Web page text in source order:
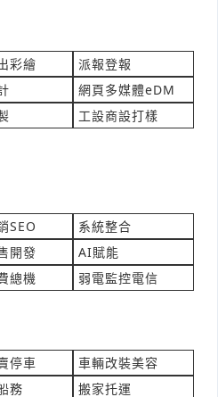
立即報價
250V LK7620P
堅果
人員
彩繪
派報登報
網頁多媒體eDM
工設商設打樣
SEO
系統整合
開發
AI賦能
總機 弱電監控電信
停車
車輛改裝美容
務
搬家托運